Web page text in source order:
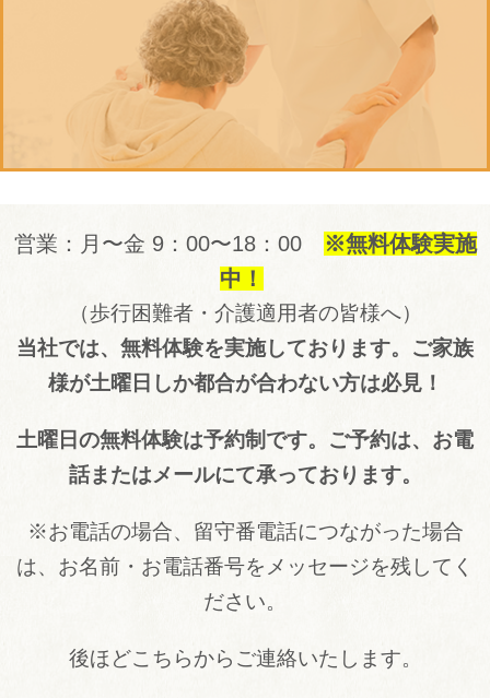
営業：月〜金 9：00〜18：00
※無料体験実施
中！
（歩行困難者・介護適用者の皆様へ）
当社では、無料体験を実施しております。ご家族
様が土曜日しか都合が合わない方は必見！
土曜日の無料体験は予約制です。ご予約は、お電
話またはメールにて承っております。
※お電話の場合、留守番電話につながった場合
は、お名前・お電話番号をメッセージを残してく
ださい。
後ほどこちらからご連絡いたします。